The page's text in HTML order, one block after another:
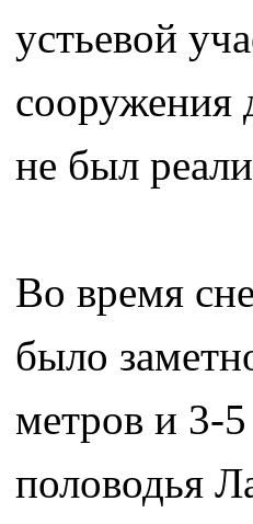
устьевой
сооружения
не был
Во время
было
метров и 3-
половодья